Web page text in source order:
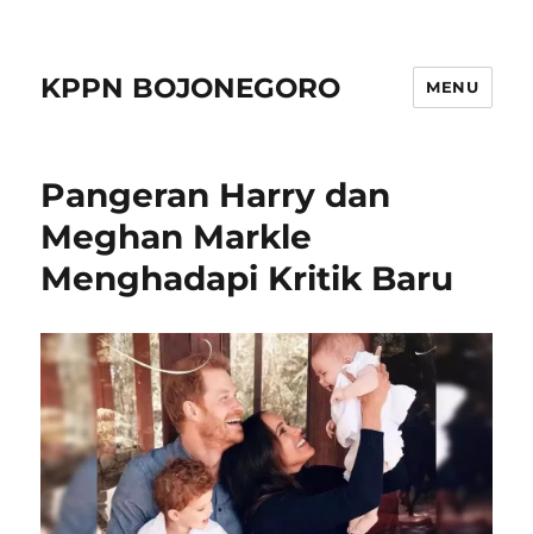
KPPN BOJONEGORO MENU
Pangeran Harry dan
Meghan Markle
Menghadapi Kritik Baru